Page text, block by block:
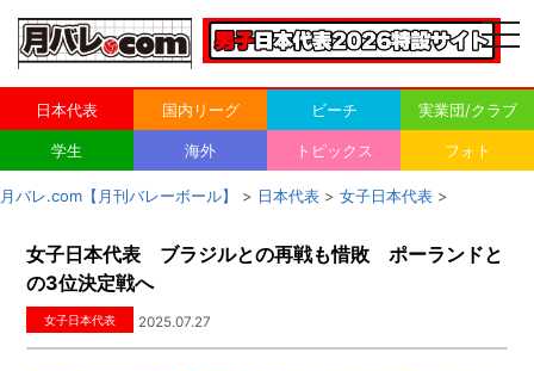
日本代表 国内リーグ ビーチ 実業団/クラブ
学生 海外 トピックス フォト
月バレ.com【月刊バレーボール】 > 日本代表 > 女子日本代表 >
女子日本代表 ブラジルとの再戦も惜敗 ポーランドと
の3位決定戦へ
女子日本代表 2025.07.27